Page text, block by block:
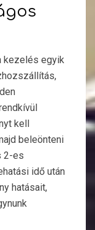
kezelés egyik
kell
beleönteni
2-es
idő után
hatásait,